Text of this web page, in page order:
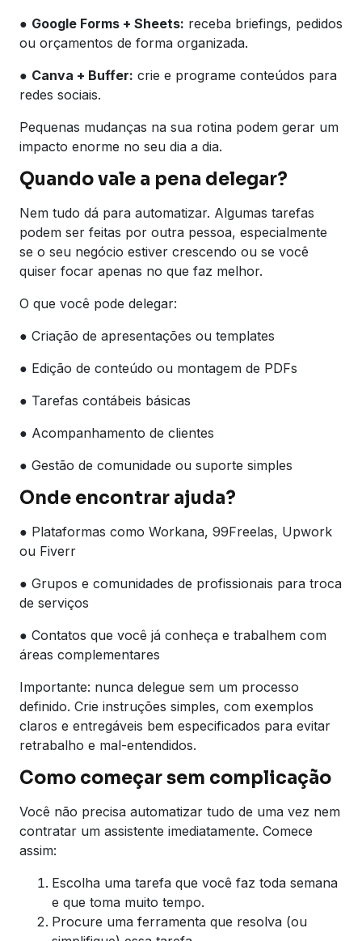
● Google Forms + Sheets: receba briefings, pedidos
ou orçamentos de forma organizada.
● Canva + Buffer: crie e programe conteúdos para
redes sociais.
Pequenas mudanças na sua rotina podem gerar um
impacto enorme no seu dia a dia.
Quando vale a pena delegar?
Nem tudo dá para automatizar. Algumas tarefas
podem ser feitas por outra pessoa, especialmente
se o seu negócio estiver crescendo ou se você
quiser focar apenas no que faz melhor.
O que você pode delegar:
● Criação de apresentações ou templates
● Edição de conteúdo ou montagem de PDFs
● Tarefas contábeis básicas
● Acompanhamento de clientes
● Gestão de comunidade ou suporte simples
Onde encontrar ajuda?
● Plataformas como Workana, 99Freelas, Upwork
ou Fiverr
● Grupos e comunidades de profissionais para troca
de serviços
● Contatos que você já conheça e trabalhem com
áreas complementares
Importante: nunca delegue sem um processo
definido. Crie instruções simples, com exemplos
claros e entregáveis bem especificados para evitar
retrabalho e mal-entendidos.
Como começar sem complicação
Você não precisa automatizar tudo de uma vez nem
contratar um assistente imediatamente. Comece
assim:
Escolha uma tarefa que você faz toda semana
e que toma muito tempo.
Procure uma ferramenta que resolva (ou